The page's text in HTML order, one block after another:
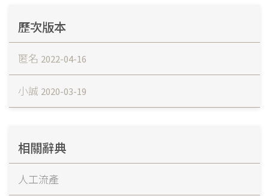
歷次版本
匿名 2022-04-16
小誠 2020-03-19
相關辭典
人工流產